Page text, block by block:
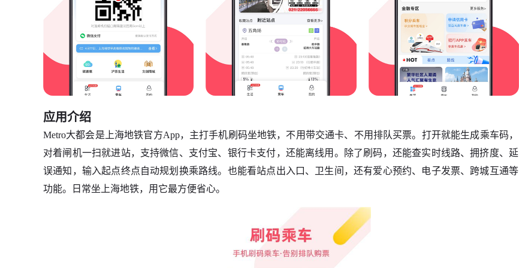
应用介绍
Metro大都会是上海地铁官方App，主打手机刷码坐地铁，不用带交通卡、不用排队买票。打开就能生成乘车码，
对着闸机一扫就进站，支持微信、支付宝、银行卡支付，还能离线用。除了刷码，还能查实时线路、拥挤度、延
误通知，输入起点终点自动规划换乘路线。也能看站点出入口、卫生间，还有爱心预约、电子发票、跨城互通等
功能。日常坐上海地铁，用它最方便省心。